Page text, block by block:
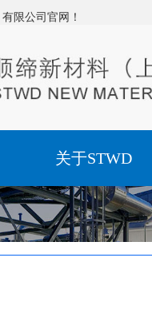
限公司官网！
关于STWD